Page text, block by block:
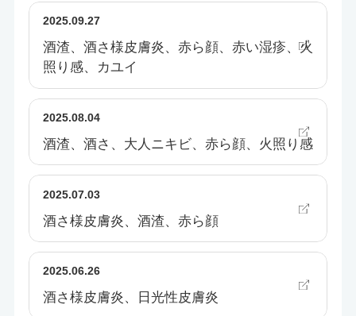
2025.09.27
酒渣、酒さ様皮膚炎、赤ら顔、赤い湿疹、火
照り感、カユイ
2025.08.04
酒渣、酒さ、大人ニキビ、赤ら顔、火照り感
2025.07.03
酒さ様皮膚炎、酒渣、赤ら顔
2025.06.26
酒さ様皮膚炎、日光性皮膚炎